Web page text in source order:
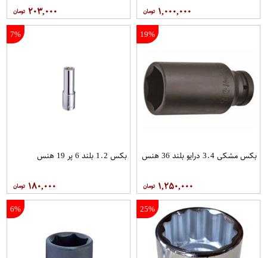
۱,۰۰۰,۰۰۰ ۲۰۳,۰۰۰
19%
بکس مشکی 3.4 درایو بلند 36 هنس
۱,۲۵۰,۰۰۰
7%
بکس 1.2 بلند 6 پر 19 هنس
۱۸۰,۰۰۰
25%
6%